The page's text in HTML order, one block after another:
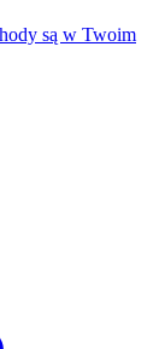
są w Twoim